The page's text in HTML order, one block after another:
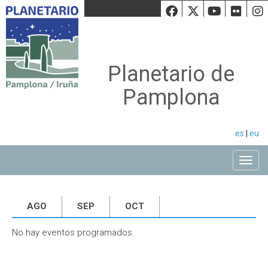
Facebook
Twiiter
Planetario de
Pamplona
es eu
AGO SEP OCT
No hay eventos programados.